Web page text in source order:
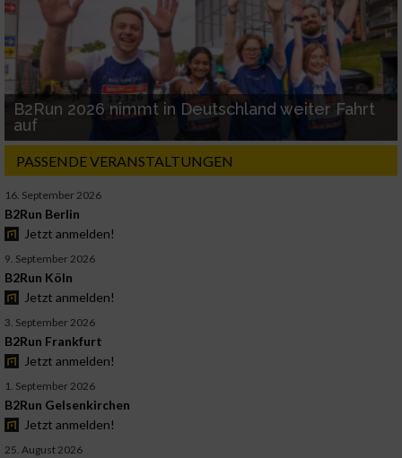
B2Run 2026 nimmt in Deutschland weiter Fahrt
auf
PASSENDE VERANSTALTUNGEN
16. September 2026
B2Run Berlin
Jetzt anmelden!
9. September 2026
B2Run Köln
Jetzt anmelden!
3. September 2026
B2Run Frankfurt
Jetzt anmelden!
1. September 2026
B2Run Gelsenkirchen
Jetzt anmelden!
25. August 2026